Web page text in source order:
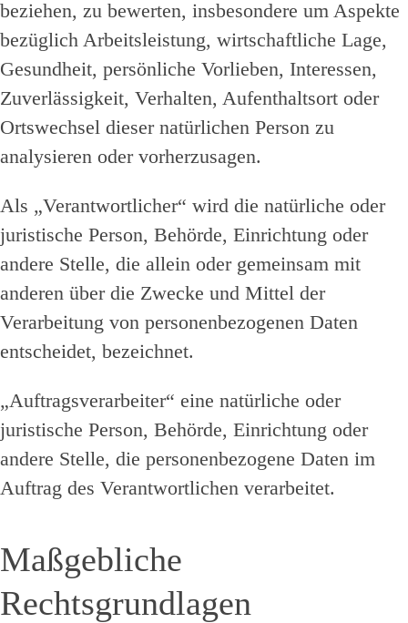
beziehen, zu bewerten, insbesondere um Aspekte
bezüglich Arbeitsleistung, wirtschaftliche Lage,
Gesundheit, persönliche Vorlieben, Interessen,
Zuverlässigkeit, Verhalten, Aufenthaltsort oder
Ortswechsel dieser natürlichen Person zu
analysieren oder vorherzusagen.
Als „Verantwortlicher“ wird die natürliche oder
juristische Person, Behörde, Einrichtung oder
andere Stelle, die allein oder gemeinsam mit
anderen über die Zwecke und Mittel der
Verarbeitung von personenbezogenen Daten
entscheidet, bezeichnet.
„Auftragsverarbeiter“ eine natürliche oder
juristische Person, Behörde, Einrichtung oder
andere Stelle, die personenbezogene Daten im
Auftrag des Verantwortlichen verarbeitet.
Maßgebliche
Rechtsgrundlagen